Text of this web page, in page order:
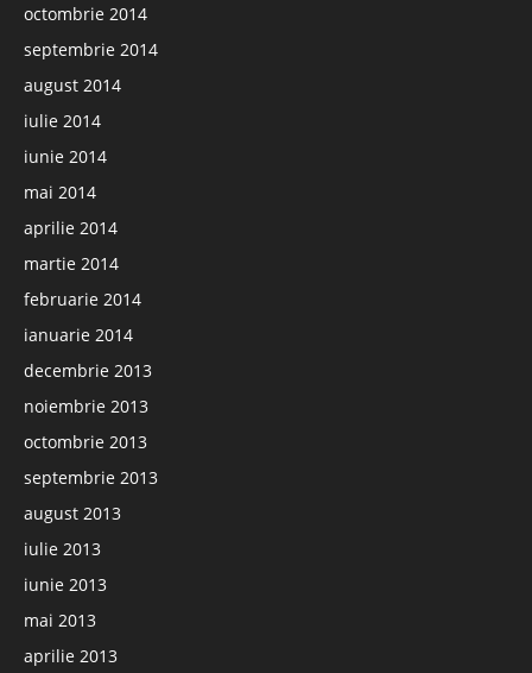
octombrie 2014
septembrie 2014
august 2014
iulie 2014
iunie 2014
mai 2014
aprilie 2014
martie 2014
februarie 2014
ianuarie 2014
decembrie 2013
noiembrie 2013
octombrie 2013
septembrie 2013
august 2013
iulie 2013
iunie 2013
mai 2013
aprilie 2013